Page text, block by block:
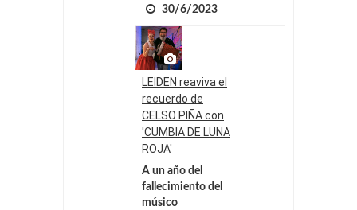
30/6/2023
LEIDEN reaviva el
recuerdo de
CELSO PIÑA con
'CUMBIA DE LUNA
ROJA'
A un año del
fallecimiento del
músico